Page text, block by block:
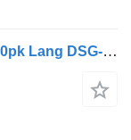
Volkswagen Transporter T6 2.0 TDI 150pk Lang DSG-Automaat D.C. Comfortline